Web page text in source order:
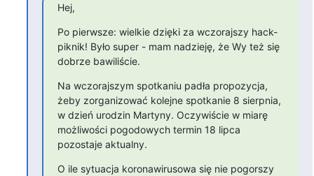
Hej,
Po pierwsze: wielkie dzięki za wczorajszy hack-
piknik! Było super - mam nadzieję, że Wy też się
dobrze bawiliście.
Na wczorajszym spotkaniu padła propozycja,
żeby zorganizować kolejne spotkanie 8 sierpnia,
w dzień urodzin Martyny. Oczywiście w miarę
możliwości pogodowych termin 18 lipca
pozostaje aktualny.
O ile sytuacja koronawirusowa się nie pogorszy